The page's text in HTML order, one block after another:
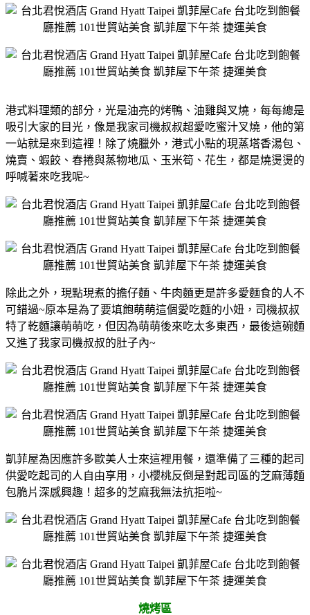
港式料理類的部分，光是油亮的烤鴨、油雞與叉燒，每每總是
吸引大家的目光，像是我家司機叔叔超愛吃蜜汁叉燒，他的第
一站就是來到這裡！除了燒臘外，港式小點的現蒸塔香湯包、
燒賣、蝦餃、春捲與蒸物地瓜、玉米筍、花生，都是燒燙燙的
呼喊著來吃我呢~
除此之外，現點現煮的擔仔麵、牛肉麵更是許多愛麵食的人不
可錯過~原本是為了要填飽萌萌這個愛吃麵的小妞，司機叔叔
特了乾麵讓萌萌吃，但因為萌萌後來吃太多東西，最後這碗麵
又進了我家司機叔叔的肚子內~
凱菲屋為因應許多歐美人士來這裡用餐，還準備了三種的起司
供愛吃起司的人自由享用，小櫻桃反倒是對起司區的芝麻薄麵
包脆片深感興趣！超多的芝麻我無法抗拒啦~
燒烤區